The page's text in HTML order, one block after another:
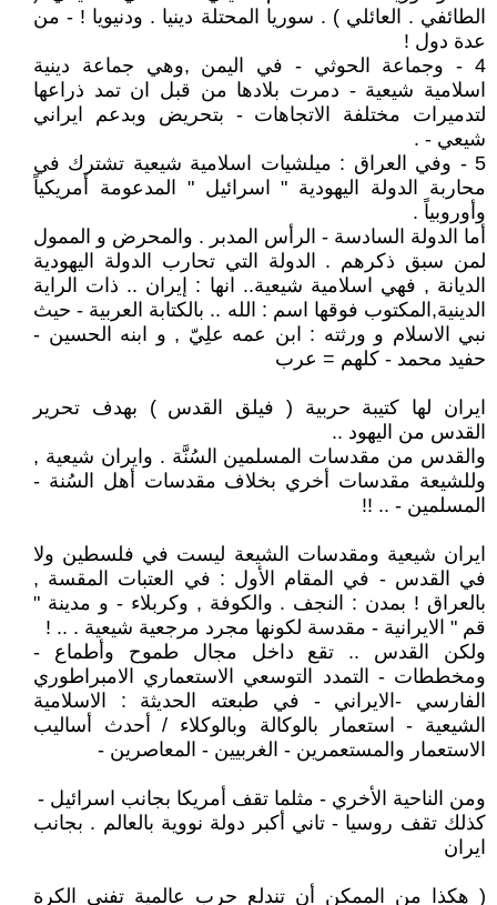
الطائفي . العائلي ) . سوريا المحتلة دينيا . ودنيويا ! - من
عدة دول !
4 - وجماعة الحوثي - في اليمن ,وهي جماعة دينية
اسلامية شيعية - دمرت بلادها من قبل ان تمد ذراعها
لتدميرات مختلفة الاتجاهات - بتحريض وبدعم ايراني
شيعي - .
5 - وفي العراق : ميلشيات اسلامية شيعية تشترك في
محاربة الدولة اليهودية " اسرائيل " المدعومة أمريكياً
وأوروبياً .
أما الدولة السادسة - الرأس المدبر . والمحرض و الممول
لمن سبق ذكرهم . الدولة التي تحارب الدولة اليهودية
الديانة , فهي اسلامية شيعية.. انها : إيران .. ذات الراية
الدينية,المكتوب فوقها اسم : الله .. بالكتابة العربية - حيث
نبي الاسلام و ورثته : ابن عمه علِيّ , و ابنه الحسين -
حفيد محمد - كلهم = عرب
ايران لها كتيبة حربية ( فيلق القدس ) بهدف تحرير
القدس من اليهود ..
والقدس من مقدسات المسلمين السُنَّة . وايران شيعية ,
وللشيعة مقدسات أخري بخلاف مقدسات أهل السُنة -
المسلمين - .. !!
ايران شيعية ومقدسات الشيعة ليست في فلسطين ولا
في القدس - في المقام الأول : في العتبات المقسة ,
بالعراق ! بمدن : النجف . والكوفة , وكربلاء - و مدينة "
قم " الايرانية - مقدسة لكونها مجرد مرجعية شيعية . .. !
ولكن القدس .. تقع داخل مجال طموح وأطماع -
ومخططات - التمدد التوسعي الاستعماري الامبراطوري
الفارسي -الايراني - في طبعته الحديثة : الاسلامية
الشيعية - استعمار بالوكالة وبالوكلاء / أحدث أساليب
الاستعمار والمستعمرين - الغربيين - المعاصرين -
ومن الناحية الأخري - مثلما تقف أمريكا بجانب اسرائيل -
كذلك تقف روسيا - تاني أكبر دولة نووية بالعالم . بجانب
ايران
( هكذا من الممكن أن تندلع حرب عالمية تفني الكرة